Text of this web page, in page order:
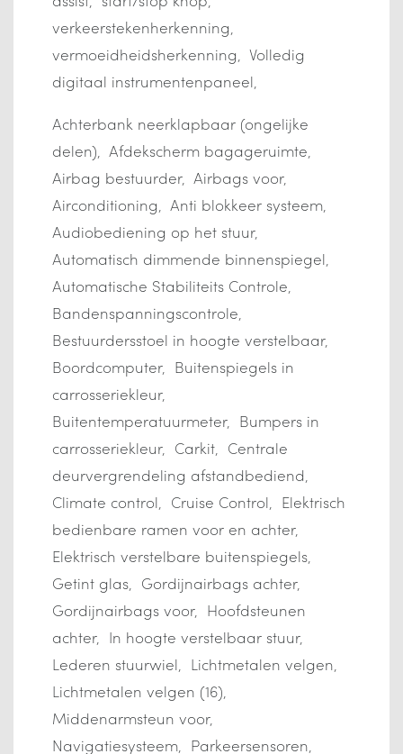
verkeerstekenherkenning
vermoeidheidsherkenning
Volledig
digitaal instrumentenpaneel
Achterbank neerklapbaar (ongelijke
delen) Afdekscherm bagageruimte
Airbag bestuurder Airbags voor
Airconditioning
Anti blokkeer systeem
Audiobediening op het stuur
Automatisch dimmende binnenspiegel
Automatische Stabiliteits Controle
Bandenspanningscontrole
Bestuurdersstoel in hoogte verstelbaar
Boordcomputer
Buitenspiegels in
carrosseriekleur
Buitentemperatuurmeter
Bumpers in
carrosseriekleur
Carkit
Centrale
deurvergrendeling afstandbediend
Climate control
Cruise Control
Elektrisch
bedienbare ramen voor en achter
Elektrisch verstelbare buitenspiegels
Getint glas
Gordijnairbags achter
Gordijnairbags voor
Hoofdsteunen
achter
In hoogte verstelbaar stuur
Lederen stuurwiel
Lichtmetalen velgen
Lichtmetalen velgen (16)
Middenarmsteun voor
Navigatiesysteem
Parkeersensoren